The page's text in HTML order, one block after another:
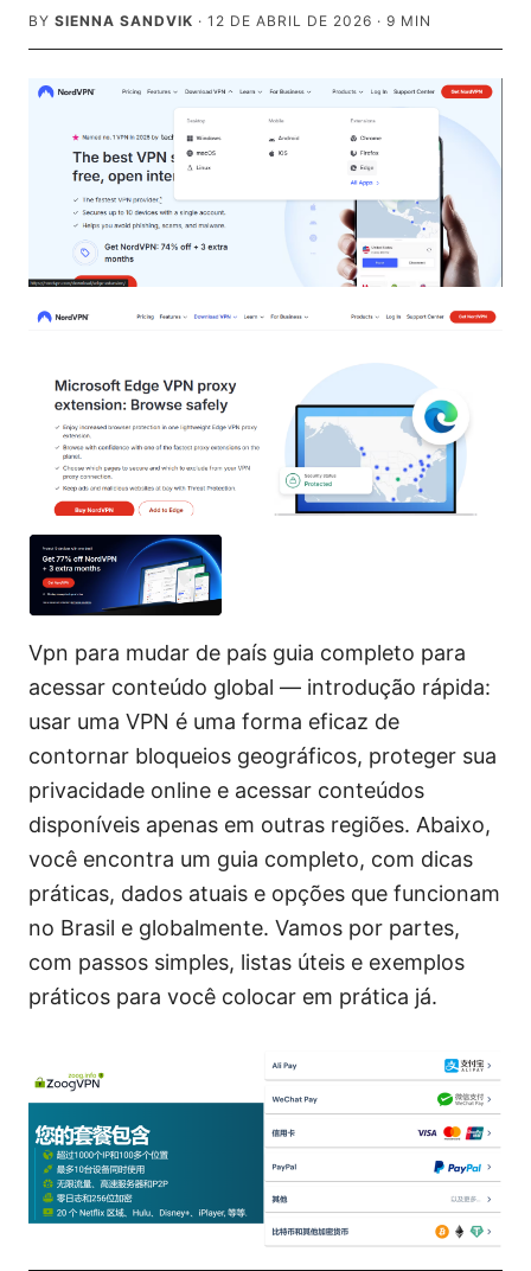
BY SIENNA SANDVIK · 12 DE ABRIL DE 2026 · 9 MIN
Vpn para mudar de país guia completo para
acessar conteúdo global — introdução rápida:
usar uma VPN é uma forma eficaz de
contornar bloqueios geográficos, proteger sua
privacidade online e acessar conteúdos
disponíveis apenas em outras regiões. Abaixo,
você encontra um guia completo, com dicas
práticas, dados atuais e opções que funcionam
no Brasil e globalmente. Vamos por partes,
com passos simples, listas úteis e exemplos
práticos para você colocar em prática já.